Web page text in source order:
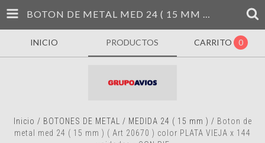
BOTON DE METAL MED 24 ( 15 MM ) ( ART 20670 ) COLOR PLATA VIEJA X 144 UNIDADES - CON PIE
INICIO PRODUCTOS CARRITO 0
Inicio / BOTONES DE METAL / MEDIDA 24 ( 15 mm ) / Boton de
metal med 24 ( 15 mm ) ( Art 20670 ) color PLATA VIEJA x 144